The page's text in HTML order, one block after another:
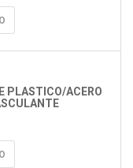
PLASTICO/ACERO